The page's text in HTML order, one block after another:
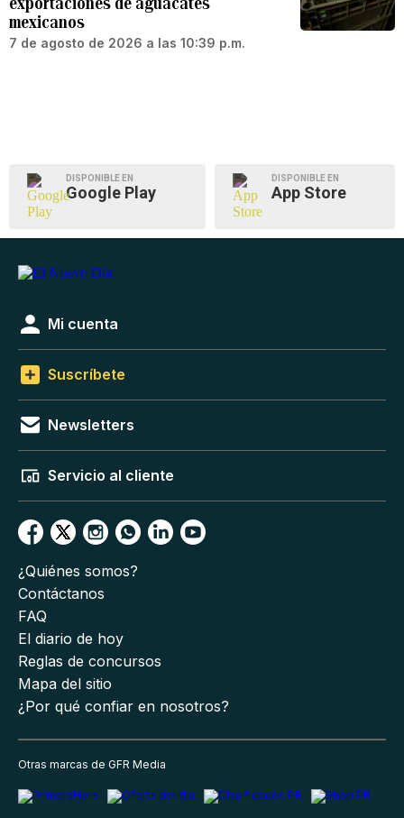
mexicanos
7 de agosto de 2026 a las 10:39 p.m.
DISPONIBLE EN
Google Play
DISPONIBLE EN
App Store
Mi cuenta
Suscríbete
Newsletters
Servicio al cliente
¿Quiénes somos?
Contáctanos
FAQ
El diario de hoy
Reglas de concursos
Mapa del sitio
¿Por qué confiar en nosotros?
Otras marcas de GFR Media